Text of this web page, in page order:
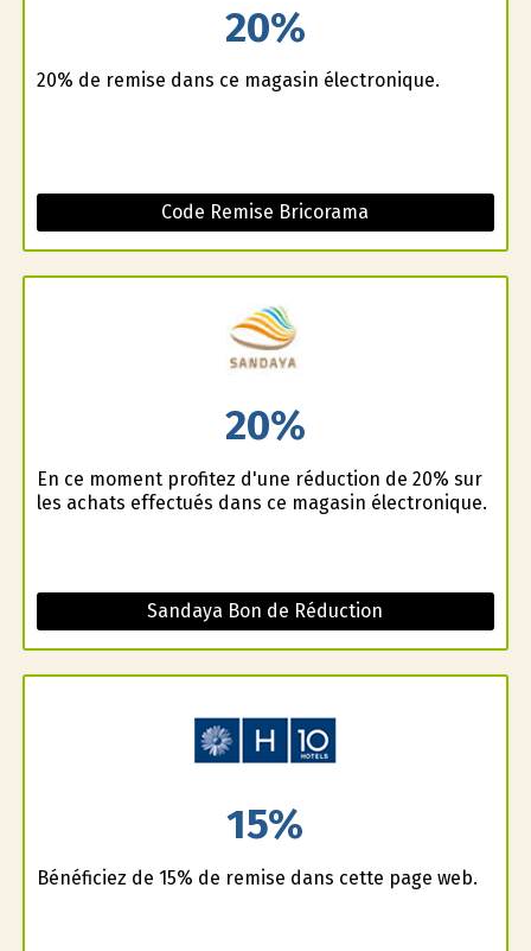
20%
20% de remise dans ce magasin électronique.
Code Remise Bricorama
20%
En ce moment profitez d'une réduction de 20% sur
les achats effectués dans ce magasin électronique.
Sandaya Bon de Réduction
15%
Bénéficiez de 15% de remise dans cette page web.